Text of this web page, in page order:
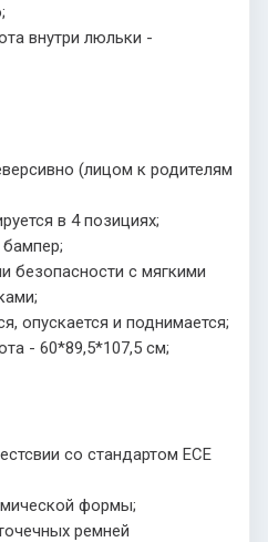
внутри люльки -
(лицом к родителям
в 4 позициях;
безопасности с мягкими
опускается и поднимается;
- 60*89,5*107,5 см;
со стандартом ECE
формы;
ремней